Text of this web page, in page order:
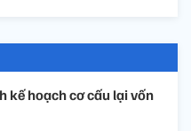
kế hoạch cơ cấu lại vốn